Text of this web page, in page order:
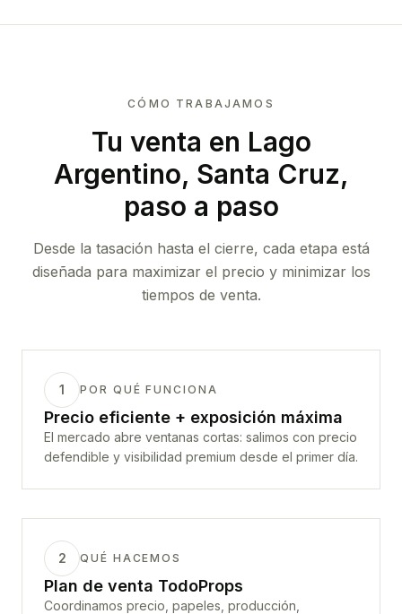
CÓMO TRABAJAMOS
Tu venta en Lago
Argentino, Santa Cruz,
paso a paso
Desde la tasación hasta el cierre, cada etapa está
diseñada para maximizar el precio y minimizar los
tiempos de venta.
1 POR QUÉ FUNCIONA
Precio eficiente + exposición máxima
El mercado abre ventanas cortas: salimos con precio
defendible y visibilidad premium desde el primer día.
2 QUÉ HACEMOS
Plan de venta TodoProps
Coordinamos precio, papeles, producción,